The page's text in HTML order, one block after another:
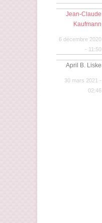
Jean-Claude
Kaufmann
6 décembre 2020
- 11:50
April B. Liske
30 mars 2021 -
02:46